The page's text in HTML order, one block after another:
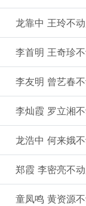
龙靠中 王玲不
李首明 王奇珍
李友明 曾艺春
李灿霞 罗立湘
龙浩中 何来娥
郑霞 李密亮不
童凤鸣 黄资源